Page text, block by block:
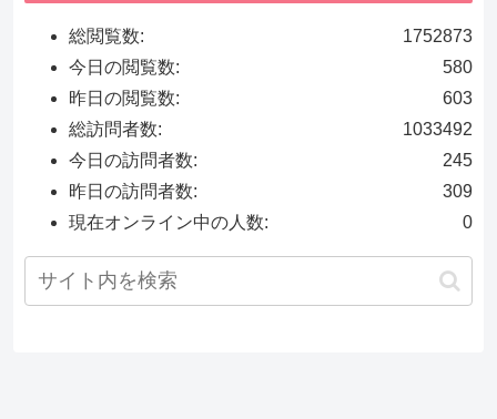
1752873
総閲覧数:
580
今日の閲覧数:
603
昨日の閲覧数:
1033492
総訪問者数:
245
今日の訪問者数:
309
昨日の訪問者数:
0
現在オンライン中の人数: